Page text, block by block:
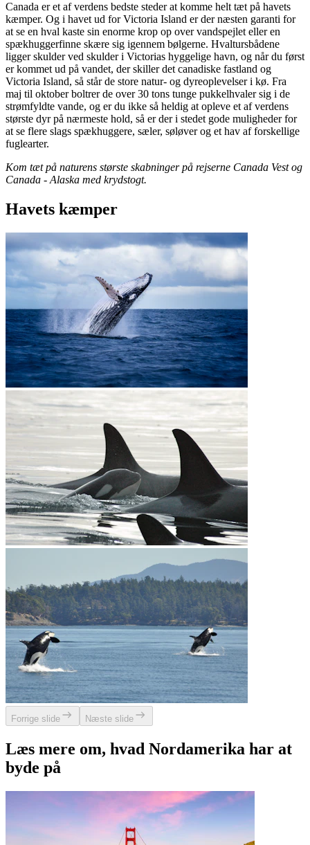
Canada er et af verdens bedste steder at komme helt tæt på havets
kæmper. Og i havet ud for Victoria Island er der næsten garanti for
at se en hval kaste sin enorme krop op over vandspejlet eller en
spækhuggerfinne skære sig igennem bølgerne. Hvaltursbådene
ligger skulder ved skulder i Victorias hyggelige havn, og når du først
er kommet ud på vandet, der skiller det canadiske fastland og
Victoria Island, så står de store natur- og dyreoplevelser i kø. Fra
maj til oktober boltrer de over 30 tons tunge pukkelhvaler sig i de
strømfyldte vande, og er du ikke så heldig at opleve et af verdens
største dyr på nærmeste hold, så er der i stedet gode muligheder for
at se flere slags spækhuggere, sæler, søløver og et hav af forskellige
fuglearter.
Kom tæt på naturens største skabninger på rejserne Canada Vest og
Canada - Alaska med krydstogt.
Havets kæmper
Forrige slide Næste slide
Læs mere om, hvad Nordamerika har at
byde på